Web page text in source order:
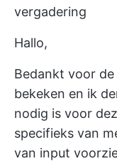
vergadering
Hallo,
Bedankt voor
bekeken en ik
nodig is voor
specifieks van
van input